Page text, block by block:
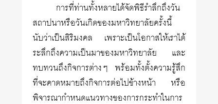
การที่ท่านทั้งหลายได้จัดพิธีรำลึกถึงวัน
สถาปนาหรือวันเกิดของมหาวิทยาลัยครั้งนี้
นับว่าเป็นสิริมงคล เพราะเป็นโอกาสให้เราได้
ระลึกถึงความเป็นมาของมหาวิทยาลัย และ
ทบทวนถึงกิจการต่างๆ พร้อมทั้งตั้งความรู้สึก
ที่จะคาดหมายถึงกิจการต่อไปข้างหน้า หรือ
พิจารณากำหนดแนวทางของการกระทำในการ